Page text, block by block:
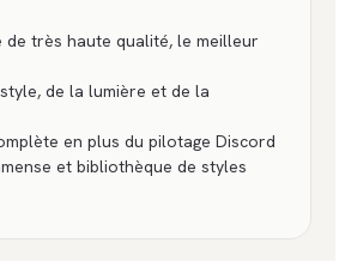
de très haute qualité, le meilleur
de la lumière et de la
en plus du pilotage Discord
et bibliothèque de styles